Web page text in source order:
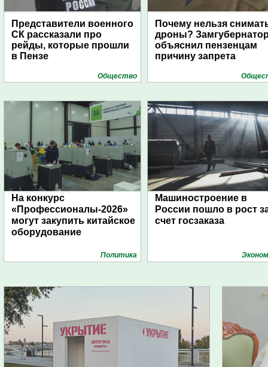
Представители военного
СК рассказали про
рейды, которые прошли
в Пензе
Общество
Почему нельзя
дроны?
объяснил пензенцам
причину запрета
На конкурс
«Профессионалы-2026»
могут закупить китайское
оборудование
Политика
Машиностроение в
России пошло в рост
счет госзаказа